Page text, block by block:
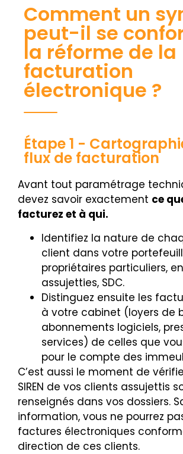
Comment un
peut-il se
la réforme de la
facturation
électronique ?
Étape 1 -
flux de facturation
Avant tout paramétrage
devez savoir exactement ce
facturez et à qui.
Identifiez la nature de
client dans votre
propriétaires particuliers,
assujetties, SDC.
Distinguez ensuite les
à votre cabinet (loyers de
abonnements logiciels,
services) de celles que
pour le compte des
C’est aussi le moment de
SIREN de vos clients assujettis
renseignés dans vos dossiers.
information, vous ne pourrez
factures électroniques
direction de ces clients.